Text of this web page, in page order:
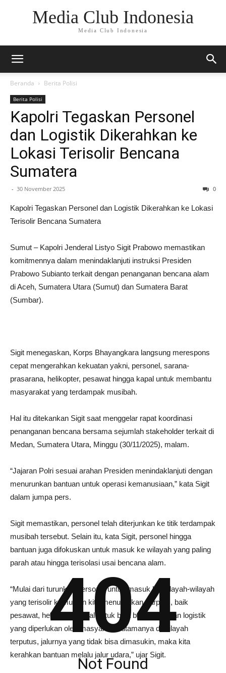
Media Club Indonesia
Media Club Indonesia
Beranda Berita Polisi
Berita Polisi
Kapolri Tegaskan Personel
dan Logistik Dikerahkan ke
Lokasi Terisolir Bencana
Sumatera
- 30 November 2025 0
Kapolri Tegaskan Personel dan Logistik Dikerahkan ke Lokasi
Terisolir Bencana Sumatera
Sumut – Kapolri Jenderal Listyo Sigit Prabowo memastikan
komitmennya dalam menindaklanjuti instruksi Presiden
Prabowo Subianto terkait dengan penanganan bencana alam
di Aceh, Sumatera Utara (Sumut) dan Sumatera Barat
(Sumbar).
Sigit menegaskan, Korps Bhayangkara langsung merespons
cepat mengerahkan kekuatan yakni, personel, sarana-
prasarana, helikopter, pesawat hingga kapal untuk membantu
masyarakat yang terdampak musibah.
Hal itu ditekankan Sigit saat menggelar rapat koordinasi
penanganan bencana bersama sejumlah stakeholder terkait di
Medan, Sumatera Utara, Minggu (30/11/2025), malam.
“Jajaran Polri sesuai arahan Presiden menindaklanjuti dengan
menurunkan bantuan untuk operasi kemanusiaan,” kata Sigit
dalam jumpa pers.
Sigit memastikan, personel telah diterjunkan ke titik terdampak
musibah tersebut. Selain itu, kata Sigit, personel hingga
bantuan juga difokuskan untuk masuk ke wilayah yang paling
parah atau hingga terisolasi usai bencana alam.
“Mulai dari turunkan personel untuk masuk ke wilayah-wilayah
yang terisolir kemudian kita menurunkan sarpras, baik
pesawat, helikopter, kapal untuk bisa bantu kirimkan logistik
yang diperlukan oleh masyarakat utamanya di wilayah
terputus, jalurnya yang tidak bisa dimasukin, maka kita
kerahkan bantuan melalu jalur udara,” ujar Sigit.
404
Not Found